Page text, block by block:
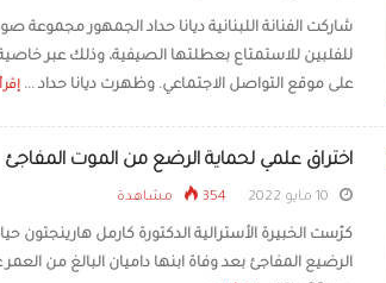
شاركت الفنانة اللبنانية ​ديانا حداد​ الجمهور مجموعة
للفلبين للاستمتاع بعطلتها الصيفية، وذلك عبر
على موقع التواصل الاجتماعي. وظهرت ديانا حداد ...
اختراق علمي لحماية الرضع من الموت المفاجئ
354 مشاهدة
كرّست الخبيرة الأسترالية الدكتورة كارمل هارينجتون